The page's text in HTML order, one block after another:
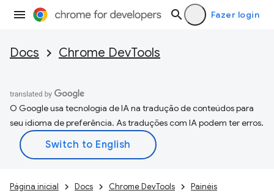
Fazer login
Docs Chrome DevTools
O Google usa tecnologia de IA na tradução de conteúdos para
seu idioma de preferência. As traduções com IA podem ter erros.
Página inicial Docs Chrome DevTools Painéis